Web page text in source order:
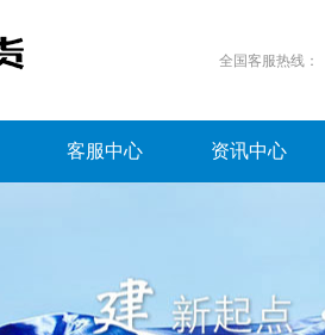
全国客服热线：
客服中心 资讯中心